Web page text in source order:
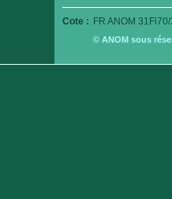
Cote : FR ANOM
© ANOM sous